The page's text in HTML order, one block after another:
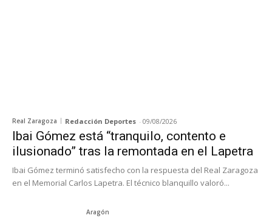
Real Zaragoza Redacción Deportes - 09/08/2026
Ibai Gómez está “tranquilo, contento e
ilusionado” tras la remontada en el Lapetra
Ibai Gómez terminó satisfecho con la respuesta del Real Zaragoza
en el Memorial Carlos Lapetra. El técnico blanquillo valoró...
Aragón